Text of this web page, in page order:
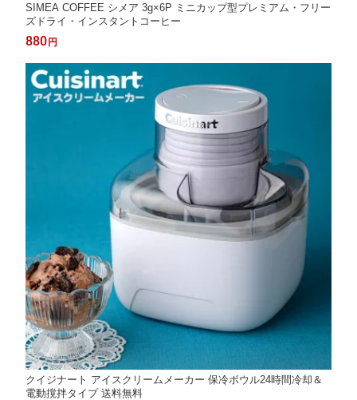
SIMEA COFFEE シメア 3g×6P ミニカップ型プレミアム・フリー
ズドライ・インスタントコーヒー
880円
クイジナート アイスクリームメーカー 保冷ボウル24時間冷却＆
電動撹拌タイプ 送料無料